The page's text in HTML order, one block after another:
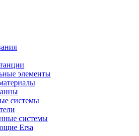
элементы
системы
системы
Ersa